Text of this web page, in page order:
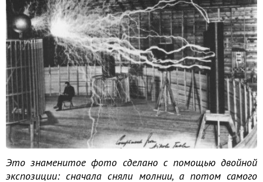
Это знаменитое фото сделано с помощью двойной
экспозиции: сначала сняли молнии, а потом самого